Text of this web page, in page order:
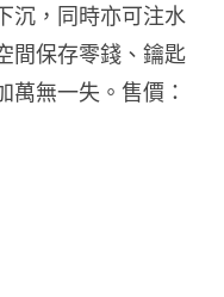
沉，同時亦可注水
間保存零錢、鑰匙
萬無一失。售價：